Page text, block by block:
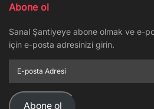
Abone ol
Sanal Şantiyeye abone olmak ve e-
için e-posta adresinizi girin.
posta
Adresi
Abone ol